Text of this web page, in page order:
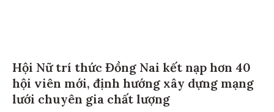
Hội Nữ trí thức Đồng Nai kết nạp hơn 40
hội viên mới, định hướng xây dựng mạng
lưới chuyên gia chất lượng